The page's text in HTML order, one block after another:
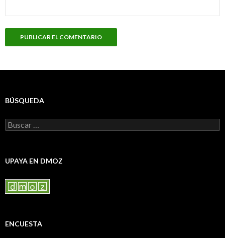
BÚSQUEDA
Buscar:
UPAYA EN DMOZ
ENCUESTA